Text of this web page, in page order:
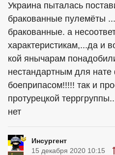
Украина пыталась
бракованные пулемёты
бракованные. а
характеристикам,...да и
кой янычарам
нестандартным для
боеприпасом!!!!! так и
протурецкой
нет
Инсургент
15 декабря 2020 10:15